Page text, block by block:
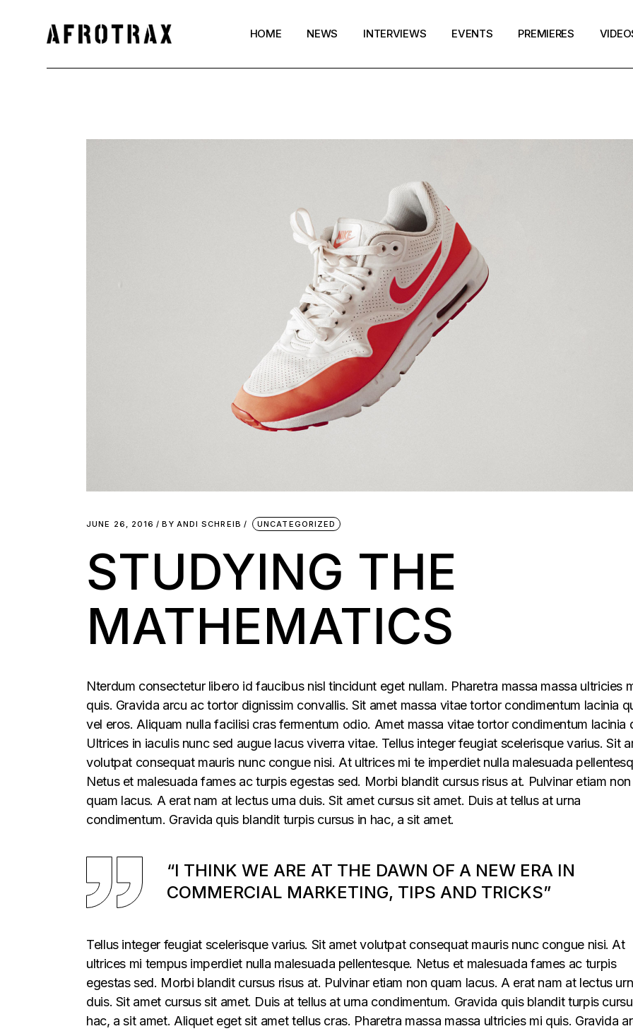
HOME NEWS INTERVIEWS EVENTS PREMIERES
JUNE 26, 2016 BY ANDI SCHREIB UNCATEGORIZED
STUDYING THE
MATHEMATICS
Nterdum consectetur libero id faucibus nisl tincidunt eget nullam. Pharetra massa massa ultricies
quis. Gravida arcu ac tortor dignissim convallis. Sit amet massa vitae tortor condimentum lacinia
vel eros. Aliquam nulla facilisi cras fermentum odio. Amet massa vitae tortor condimentum lacinia
Ultrices in iaculis nunc sed augue lacus viverra vitae. Tellus integer feugiat scelerisque varius. Sit
volutpat consequat mauris nunc congue nisi. At ultrices mi te imperdiet nulla malesuada
Netus et malesuada fames ac turpis egestas sed. Morbi blandit cursus risus at. Pulvinar etiam non
quam lacus. A erat nam at lectus urna duis. Sit amet cursus sit amet. Duis at tellus at urna
condimentum. Gravida quis blandit turpis cursus in hac, a sit amet.
“I THINK WE ARE AT THE DAWN OF A NEW ERA IN
COMMERCIAL MARKETING, TIPS AND TRICKS”
Tellus integer feugiat scelerisque varius. Sit amet volutpat consequat mauris nunc congue nisi. At
ultrices mi tempus imperdiet nulla malesuada pellentesque. Netus et malesuada fames ac turpis
egestas sed. Morbi blandit cursus risus at. Pulvinar etiam non quam lacus. A erat nam at lectus
duis. Sit amet cursus sit amet. Duis at tellus at urna condimentum. Gravida quis blandit turpis
hac, a sit amet. Aliquet eget sit amet tellus cras. Pharetra massa massa ultricies mi quis. Gravida